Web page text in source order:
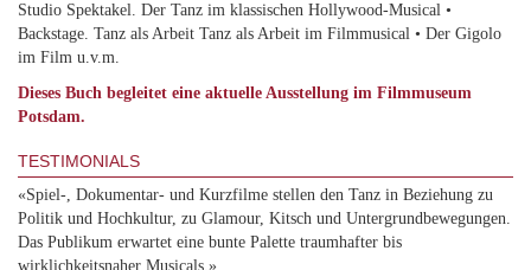
Studio Spektakel. Der Tanz im klassischen Hollywood-Musical •
Backstage. Tanz als Arbeit Tanz als Arbeit im Filmmusical • Der Gigolo
im Film u.v.m.
Dieses Buch begleitet eine aktuelle Ausstellung im Filmmuseum
Potsdam.
TESTIMONIALS
«Spiel-, Dokumentar- und Kurzfilme stellen den Tanz in Beziehung zu
Politik und Hochkultur, zu Glamour, Kitsch und Untergrundbewegungen.
Das Publikum erwartet eine bunte Palette traumhafter bis
wirklichkeitsnaher Musicals.»